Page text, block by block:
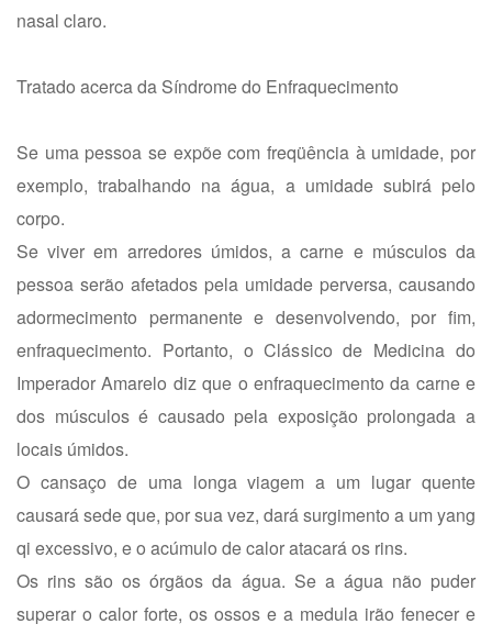
nasal claro.
Tratado acerca da Síndrome do Enfraquecimento
Se uma pessoa se expõe com freqüência à umidade, por
exemplo, trabalhando na água, a umidade subirá pelo
corpo.
Se viver em arredores úmidos, a carne e músculos da
pessoa serão afetados pela umidade perversa, causando
adormecimento permanente e desenvolvendo, por fim,
enfraquecimento. Portanto, o Clássico de Medicina do
Imperador Amarelo diz que o enfraquecimento da carne e
dos músculos é causado pela exposição prolongada a
locais úmidos.
O cansaço de uma longa viagem a um lugar quente
causará sede que, por sua vez, dará surgimento a um yang
qi excessivo, e o acúmulo de calor atacará os rins.
Os rins são os órgãos da água. Se a água não puder
superar o calor forte, os ossos e a medula irão fenecer e